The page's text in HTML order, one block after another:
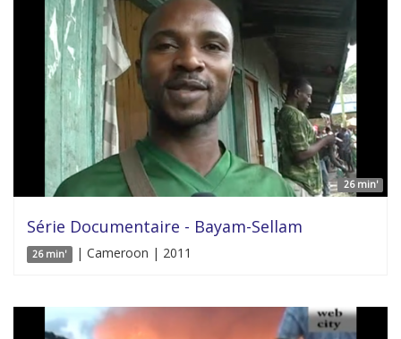
26 min'
Série Documentaire - Bayam-Sellam
26 min' | Cameroon | 2011